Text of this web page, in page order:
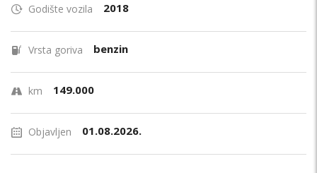
Godište vozila 2018
Vrsta goriva benzin
km 149.000
Objavljen 01.08.2026.